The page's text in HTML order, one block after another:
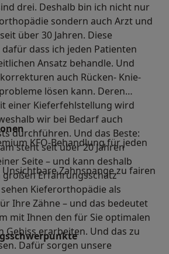
drei. Deshalb bin ich nicht nur
sondern auch Arzt und
über 30 Jahren. Diese
dass ich jeden Patienten
Ansatz behandle. Und
auch Rücken- Knie-
lösen kann. Deren
einer Kieferfehlstellung wird
wir bei Bedarf auch
durchführen. Und das Beste:
steht seit über 20 Jahren
Seite – und kann deshalb
großen Erfahrungsschatz
Kieferorthopädie als
Ihre Zähne – und das bedeutet
mit Ihnen den für Sie optimalen
Gebiss erarbeiten. Und das zu
Dafür sorgen unsere
KFO-Behandlung für jeden
Zahnspange zu fairen